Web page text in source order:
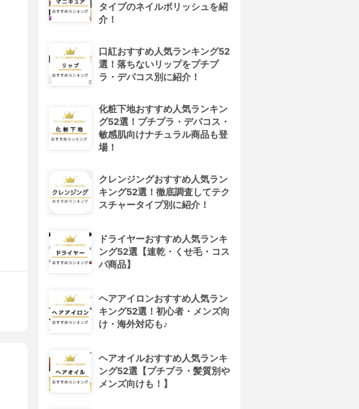
タイプのネイルポリッシュを紹
介！
口紅おすすめ人気ランキング52
選！落ちないリップをプチプ
ラ・デパコス別に紹介！
化粧下地おすすめ人気ランキン
グ52選！プチプラ・デパコス・
敏感肌向けナチュラル商品も登
場！
クレンジングおすすめ人気ラン
キング52選！徹底調査してテク
スチャータイプ別に紹介！
ドライヤーおすすめ人気ランキ
ング52選【速乾・くせ毛・コス
パ商品】
ヘアアイロンおすすめ人気ラン
キング52選！初心者・メンズ向
け・海外対応も♪
ヘアオイルおすすめ人気ランキ
ング52選【プチプラ・髪質別や
メンズ向けも！】